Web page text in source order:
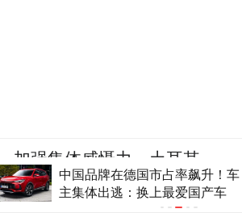
《伦敦合伙人》开播在即，出
创业讲好东方故事：本土品牌
出去，境外游客引进来
加强集体威慑力，土耳其、
沙特、巴基斯坦签署军事协
议